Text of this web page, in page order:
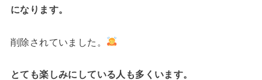
になります。
削除されていました。
とても楽しみにしている人も多くいます。